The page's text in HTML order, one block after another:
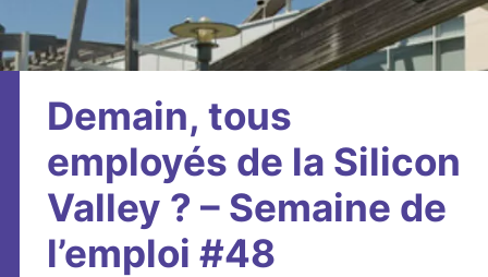
Demain, tous
employés de la Silicon
Valley ? – Semaine de
l’emploi #48